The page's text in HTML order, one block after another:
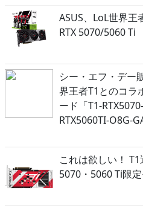
ASUS、LoL世界王
RTX 5070/5060 Ti
シー・エフ・デー
界王者T1とのコラ
ード「T1-
RTX5060TI-O8G-
これは欲しい！
5070・5060 Ti限